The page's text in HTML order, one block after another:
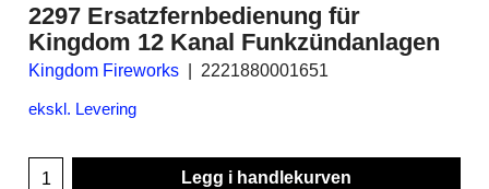
2297 Ersatzfernbedienung für
Kingdom 12 Kanal Funkzündanlagen
Kingdom Fireworks 2221880001651
ekskl. Levering
Legg i handlekurven